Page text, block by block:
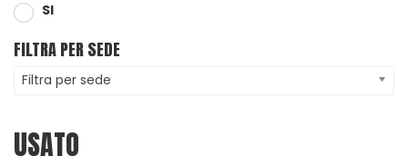
SI
FILTRA PER SEDE
Filtra per sede
USATO